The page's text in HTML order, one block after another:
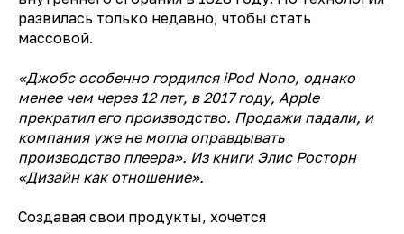
развилась только недавно, чтобы стать
массовой.
«Джобс особенно гордился iPod Nono, однако
менее чем через 12 лет, в 2017 году, Apple
прекратил его производство. Продажи падали, и
компания уже не могла оправдывать
производство плеера». Из книги Элис Росторн
«Дизайн как отношение».
Создавая свои продукты, хочется